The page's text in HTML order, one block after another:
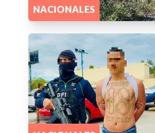
NACIONALES